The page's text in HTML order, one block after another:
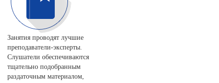
Занятия проводят лучшие
преподаватели-эксперты.
Слушатели обеспечиваются
тщательно подобранным
раздаточным материалом,